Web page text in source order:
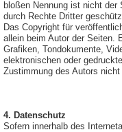
bloßen Nennung ist nicht
durch Rechte Dritter
Das Copyright für
allein beim Autor der Seiten.
Grafiken, Tondokumente,
elektronischen oder
Zustimmung des Autors
4. Datenschutz
Sofern innerhalb des